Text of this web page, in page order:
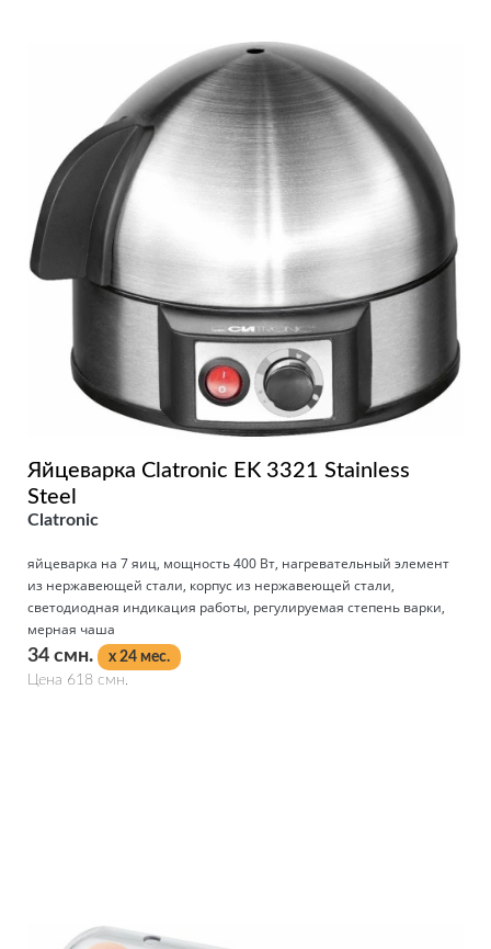
Яйцеварка Clatronic EK 3321 Stainless
Steel
Clatronic
яйцеварка на 7 яиц, мощность 400 Вт, нагревательный элемент
из нержавеющей стали, корпус из нержавеющей стали,
светодиодная индикация работы, регулируемая степень варки,
мерная чаша
34 смн.
x 24 мес.
Цена 618 смн.